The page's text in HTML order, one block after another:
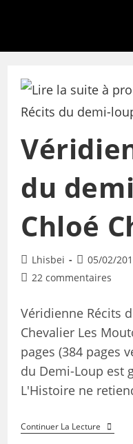
du
Chloé
Lhisbei 05/02/
22 commentaires
Véridienne Récits
Chevalier Les
pages (384 pages
du Demi-Loup est
L'Histoire ne
Continuer La Lecture